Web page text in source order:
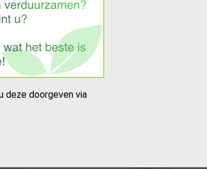
deze doorgeven via